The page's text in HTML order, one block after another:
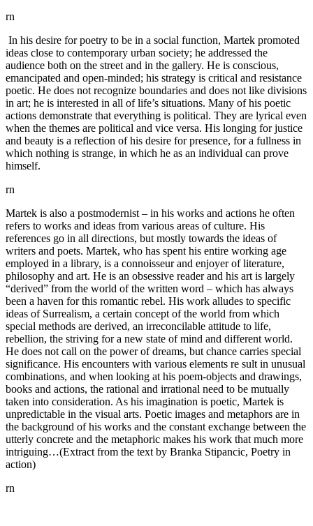
rn
In his desire for poetry to be in a social function, Martek promoted
ideas close to contemporary urban society; he addressed the
audience both on the street and in the gallery. He is conscious,
emancipated and open-minded; his strategy is critical and resistance
poetic. He does not recognize boundaries and does not like divisions
in art; he is interested in all of life’s situations. Many of his poetic
actions demonstrate that everything is political. They are lyrical even
when the themes are political and vice versa. His longing for justice
and beauty is a reflection of his desire for presence, for a fullness in
which nothing is strange, in which he as an individual can prove
himself.
rn
Martek is also a postmodernist – in his works and actions he often
refers to works and ideas from various areas of culture. His
references go in all directions, but mostly towards the ideas of
writers and poets. Martek, who has spent his entire working age
employed in a library, is a connoisseur and enjoyer of literature,
philosophy and art. He is an obsessive reader and his art is largely
“derived” from the world of the written word – which has always
been a haven for this romantic rebel. His work alludes to specific
ideas of Surrealism, a certain concept of the world from which
special methods are derived, an irreconcilable attitude to life,
rebellion, the striving for a new state of mind and different world.
He does not call on the power of dreams, but chance carries special
significance. His encounters with various elements re sult in unusual
combinations, and when looking at his poem-objects and drawings,
books and actions, the rational and irrational need to be mutually
taken into consideration. As his imagination is poetic, Martek is
unpredictable in the visual arts. Poetic images and metaphors are in
the background of his works and the constant exchange between the
utterly concrete and the metaphoric makes his work that much more
intriguing…(Extract from the text by Branka Stipancic, Poetry in
action)
rn